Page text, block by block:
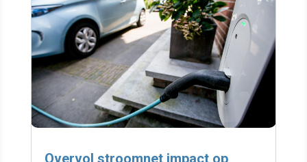
Overvol stroomnet impact op